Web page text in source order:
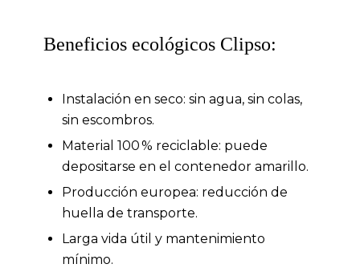
Beneficios ecológicos Clipso:
Instalación en seco: sin agua, sin colas,
sin escombros.
Material 100 % reciclable: puede
depositarse en el contenedor amarillo.
Producción europea: reducción de
huella de transporte.
Larga vida útil y mantenimiento
mínimo.